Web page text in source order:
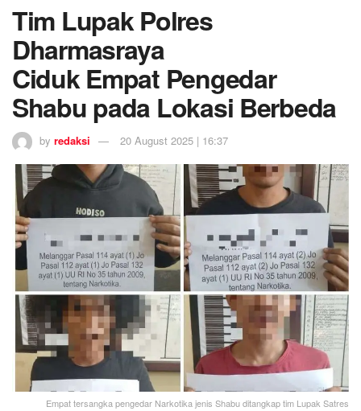
Tim Lupak Polres
Dharmasraya
Ciduk Empat Pengedar
Shabu pada Lokasi Berbeda
by redaksi 20 August 2025 | 16:37
Empat tersangka pengedar Narkotika jenis Shabu ditangkap tim Lupak Satres